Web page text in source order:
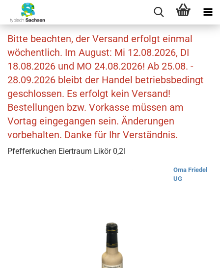
Bitte beachten, der Versand erfolgt einmal
wöchentlich. Im August: Mi 12.08.2026, DI
18.08.2026 und MO 24.08.2026! Ab 25.08. -
28.09.2026 bleibt der Handel betriebsbedingt
geschlossen. Es erfolgt kein Versand!
Bestellungen bzw. Vorkasse müssen am
Vortag eingegangen sein. Änderungen
vorbehalten. Danke für Ihr Verständnis.
Pfefferkuchen Eiertraum Likör 0,2l
Oma Friedel
UG